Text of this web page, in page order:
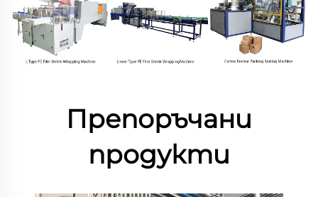
Препоръчани
продукти